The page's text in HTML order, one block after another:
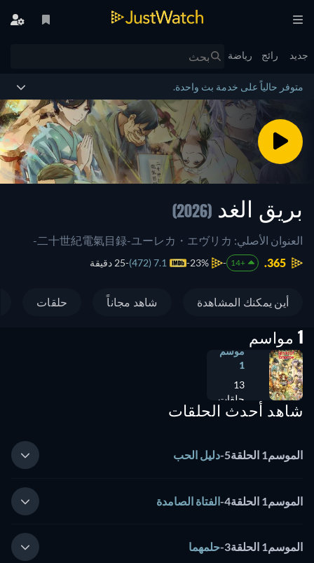
جديد رائج رياضة
متوفر حالياً على خدمة بث واحدة.
بريق الغد (2026)
العنوان الأصلي: 二十世紀電氣目録-ユーレカ・エヴリカ-
365.
+14
23%
7.1 (472) 25 دقيقة
أين يمكنك المشاهدة شاهد مجاناً حلقات
1 مواسم
موسم
1
13
حلقات
شاهد أحدث الحلقات
الموسم1 الحلقة5 -دليل الحب
الموسم1 الحلقة4 -الفتاة الصامدة
الموسم1 الحلقة3 -حلمهما